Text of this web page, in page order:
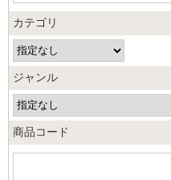
カテゴリ
ジャンル
商品コード